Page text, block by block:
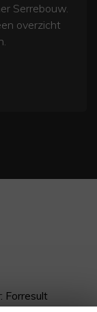
Serrebouw.
overzicht
Forresult